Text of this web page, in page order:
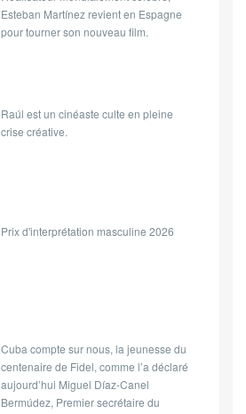
Esteban Martínez revient en Espagne
pour tourner son nouveau film.
Raúl est un cinéaste culte en pleine
crise créative.
Prix d'interprétation masculine 2026
Cuba compte sur nous, la jeunesse du
centenaire de Fidel, comme l’a déclaré
aujourd’hui Miguel Díaz-Canel
Bermúdez, Premier secrétaire du